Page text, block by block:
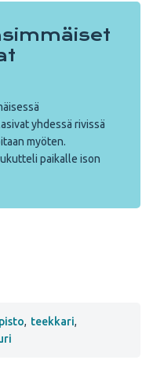
yhdessä rivissä
myöten.
paikalle ison
, teekkari,